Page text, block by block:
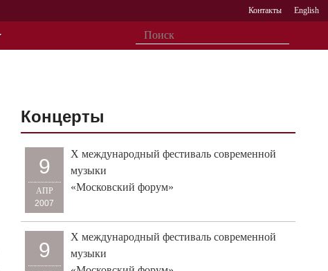
Контакты English
Концерты
9
АПР
2007
X международный фестиваль современной
музыки
«Московский форум»
9
X международный фестиваль современной
музыки